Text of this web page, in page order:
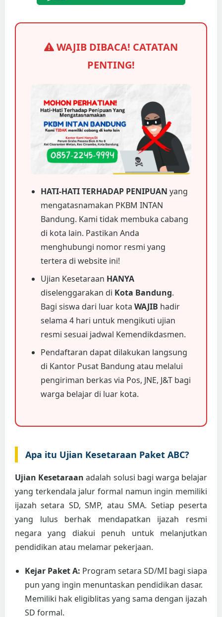
WAJIB DIBACA! CATATAN
PENTING!
HATI-HATI TERHADAP PENIPUAN yang
mengatasnamakan PKBM INTAN
Bandung. Kami tidak membuka cabang
di kota lain. Pastikan Anda
menghubungi nomor resmi yang
tertera di website ini!
Ujian Kesetaraan HANYA
diselenggarakan di Kota Bandung.
Bagi siswa dari luar kota WAJIB hadir
selama 4 hari untuk mengikuti ujian
resmi sesuai jadwal Kemendikdasmen.
Pendaftaran dapat dilakukan langsung
di Kantor Pusat Bandung atau melalui
pengiriman berkas via Pos, JNE, J&T bagi
warga belajar di luar kota.
Apa itu Ujian Kesetaraan Paket ABC?
Ujian Kesetaraan adalah solusi bagi warga belajar
yang terkendala jalur formal namun ingin memiliki
ijazah setara SD, SMP, atau SMA. Setiap peserta
yang lulus berhak mendapatkan ijazah resmi
negara yang diakui penuh untuk melanjutkan
pendidikan atau melamar pekerjaan.
Kejar Paket A: Program setara SD/MI bagi siapa
pun yang ingin menuntaskan pendidikan dasar.
Memiliki hak eligiblitas yang sama dengan ijazah
SD formal.